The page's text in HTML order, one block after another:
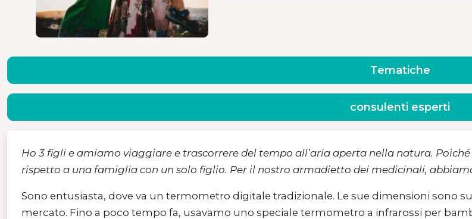
Ho 3 figli e amiamo viaggiare e trascorrere del tempo all’aria aperta nella natura.
rispetto a una famiglia con un solo figlio. Per il nostro armadietto dei medicinali,
Sono entusiasta, dove va un termometro digitale tradizionale. Le sue dimensioni sono
mercato. Fino a poco tempo fa, usavamo uno speciale termometro a infrarossi per
Tematiche
consulenti esperti